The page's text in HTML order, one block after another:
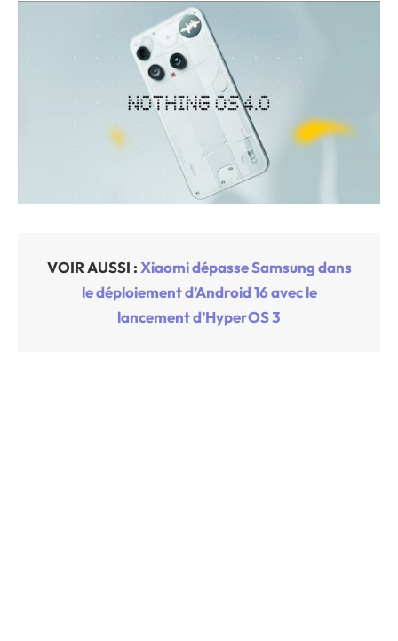
VOIR AUSSI :Xiaomi dépasse Samsung dans
le déploiement d’Android 16 avec le
lancement d’HyperOS 3